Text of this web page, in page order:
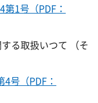
1号（PDF：
る取扱いつて （そ
号（PDF：